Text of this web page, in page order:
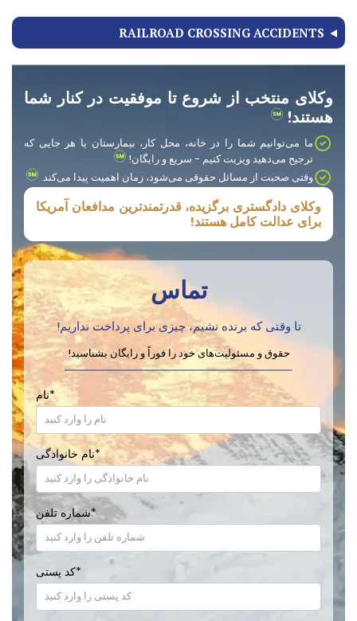
RAILROAD CROSSING ACCIDENTS
وکلای منتخب از شروع تا موفقیت در کنار شما
هستند!
ما می‌توانیم شما را در خانه، محل کار، بیمارستان یا هر جایی که
ترجیح می‌دهید ویزیت کنیم - سریع و رایگان!
وقتی صحبت از مسائل حقوقی می‌شود، زمان اهمیت پیدا می‌کند.
وکلای دادگستری برگزیده، قدرتمندترین مدافعان آمریکا
برای عدالت کامل هستند!
تماس
تا وقتی که برنده نشیم، چیزی برای پرداخت نداریم!
حقوق و مسئولیت‌های خود را فوراً و رایگان بشناسید!
نام*
نام خانوادگی*
شماره تلفن*
کد پستی*